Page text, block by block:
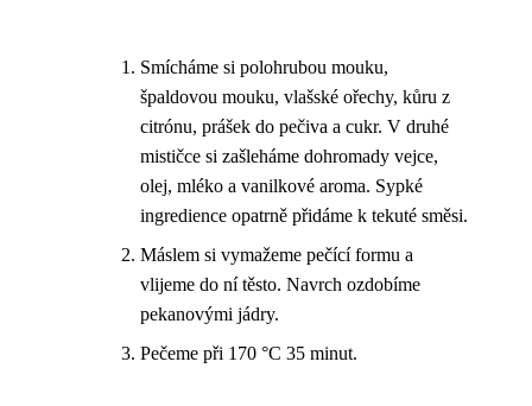
Smícháme si polohrubou mouku,
špaldovou mouku, vlašské ořechy, kůru z
citrónu, prášek do pečiva a cukr. V druhé
mističce si zašleháme dohromady vejce,
olej, mléko a vanilkové aroma. Sypké
ingredience opatrně přidáme k tekuté směsi.
Máslem si vymažeme pečící formu a
vlijeme do ní těsto. Navrch ozdobíme
pekanovými jádry.
Pečeme při 170 °C 35 minut.